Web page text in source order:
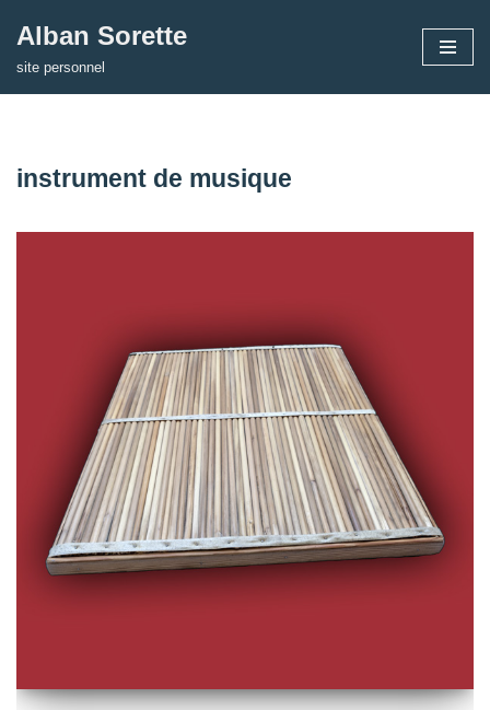
Aller
Alban Sorette
site personnel
instrument de musique